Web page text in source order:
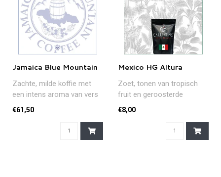
Jamaica Blue Mountain
Zachte, milde koffie met
een intens aroma van vers
gefermenteerd zoet fruit en
€61,50
Mexico HG Altura
Zoet, tonen van tropisch
fruit en geroosterde
hazelnoten... Deze
Mexicaanse topp..
€8,00